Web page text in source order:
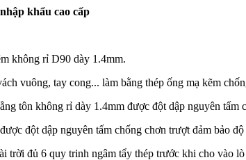
khẩu cao cấp
không rỉ D90 dày 1.4mm.
vuông, tay cong... làm bằng thép ống mạ kẽm
tôn không rỉ dày 1.4mm được đột dập nguyên tấm
đột dập nguyên tấm chống chơn trượt đảm bảo
trời đủ 6 quy trinh ngâm tẩy thép trước khi cho